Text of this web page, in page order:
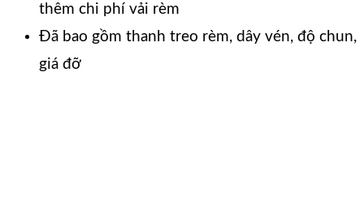
thêm chi phí vải rèm
Đã bao gồm thanh treo rèm, dây vén, độ chun,
giá đỡ